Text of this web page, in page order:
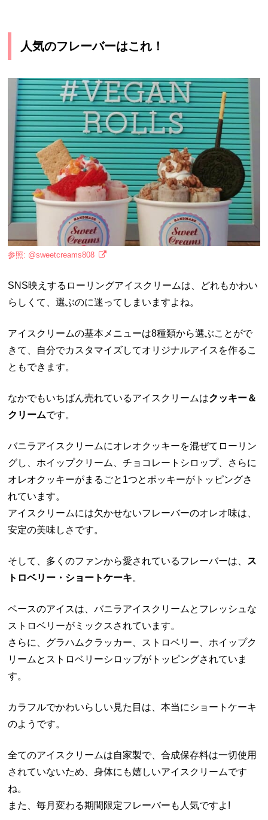
人気のフレーバーはこれ！
参照: @sweetcreams808
SNS映えするローリングアイスクリームは、どれもかわい
らしくて、選ぶのに迷ってしまいますよね。
アイスクリームの基本メニューは8種類から選ぶことがで
きて、自分でカスタマイズしてオリジナルアイスを作るこ
ともできます。
なかでもいちばん売れているアイスクリームはクッキー＆
クリームです。
バニラアイスクリームにオレオクッキーを混ぜてローリン
グし、ホイップクリーム、チョコレートシロップ、さらに
オレオクッキーがまるごと1つとポッキーがトッピングさ
れています。
アイスクリームには欠かせないフレーバーのオレオ味は、
安定の美味しさです。
そして、多くのファンから愛されているフレーバーは、 ス
トロベリー・ショートケーキ。
ベースのアイスは、バニラアイスクリームとフレッシュな
ストロベリーがミックスされています。
さらに、グラハムクラッカー、ストロベリー、ホイップク
リームとストロベリーシロップがトッピングされていま
す。
カラフルでかわいらしい見た目は、本当にショートケーキ
のようです。
全てのアイスクリームは自家製で、合成保存料は一切使用
されていないため、身体にも嬉しいアイスクリームです
ね。
また、毎月変わる期間限定フレーバーも人気ですよ!